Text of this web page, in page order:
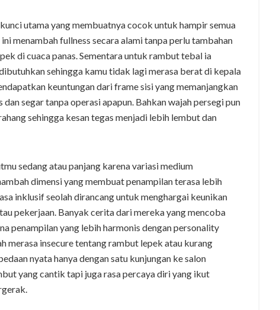
utama yang membuatnya cocok untuk hampir semua
menambah fullness secara alami tanpa perlu tambahan
di cuaca panas. Sementara untuk rambut tebal ia
sehingga kamu tidak lagi merasa berat di kepala
keuntungan dari frame sisi yang memanjangkan
segar tanpa operasi apapun. Bahkan wajah persegi pun
sehingga kesan tegas menjadi lebih lembut dan
sedang atau panjang karena variasi medium
dimensi yang membuat penampilan terasa lebih
inklusif seolah dirancang untuk menghargai keunikan
pekerjaan. Banyak cerita dari mereka yang mencoba
penampilan yang lebih harmonis dengan personality
merasa insecure tentang rambut lepek atau kurang
nyata hanya dengan satu kunjungan ke salon
yang cantik tapi juga rasa percaya diri yang ikut